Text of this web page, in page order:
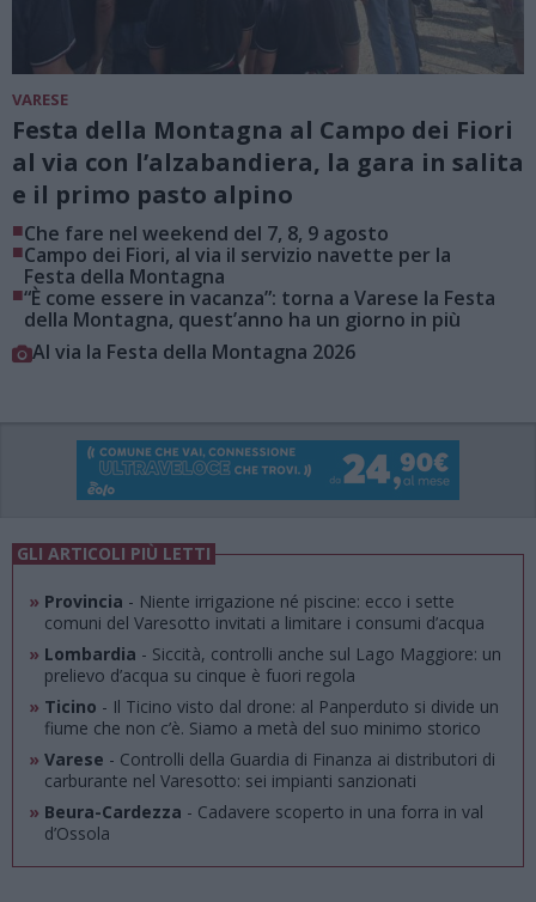
VARESE
Festa della Montagna al Campo dei Fiori
al via con l’alzabandiera, la gara in salita
e il primo pasto alpino
■Che fare nel weekend del 7, 8, 9 agosto
■Campo dei Fiori, al via il servizio navette per la
Festa della Montagna
■“È come essere in vacanza”: torna a Varese la Festa
della Montagna, quest’anno ha un giorno in più
Al via la Festa della Montagna 2026
GLI ARTICOLI PIÙ LETTI
» Provincia - Niente irrigazione né piscine: ecco i sette
comuni del Varesotto invitati a limitare i consumi d’acqua
» Lombardia - Siccità, controlli anche sul Lago Maggiore: un
prelievo d’acqua su cinque è fuori regola
» Ticino - Il Ticino visto dal drone: al Panperduto si divide un
fiume che non c’è. Siamo a metà del suo minimo storico
» Varese - Controlli della Guardia di Finanza ai distributori di
carburante nel Varesotto: sei impianti sanzionati
» Beura-Cardezza - Cadavere scoperto in una forra in val
d’Ossola